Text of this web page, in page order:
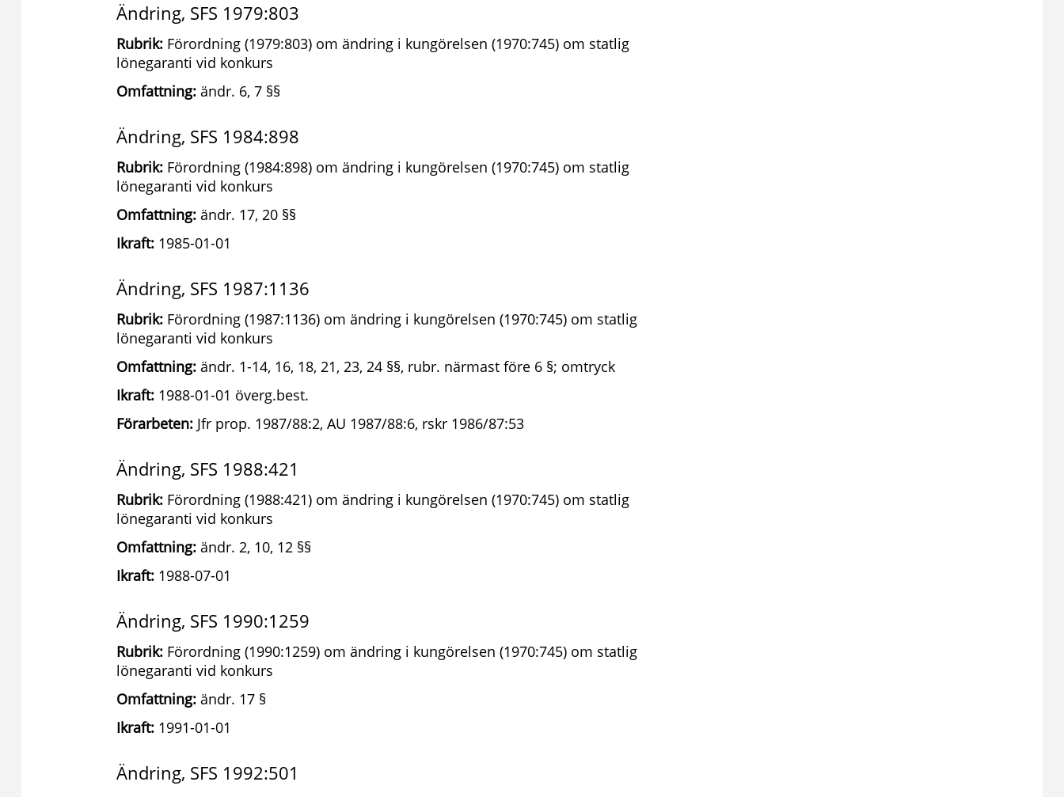
Ändring, SFS 1979:803
Rubrik: Förordning (1979:803) om ändring i kungörelsen (1970:745) om statlig
lönegaranti vid konkurs
Omfattning: ändr. 6, 7 §§
Ändring, SFS 1984:898
Rubrik: Förordning (1984:898) om ändring i kungörelsen (1970:745) om statlig
lönegaranti vid konkurs
Omfattning: ändr. 17, 20 §§
Ikraft: 1985-01-01
Ändring, SFS 1987:1136
Rubrik: Förordning (1987:1136) om ändring i kungörelsen (1970:745) om statlig
lönegaranti vid konkurs
Omfattning: ändr. 1-14, 16, 18, 21, 23, 24 §§, rubr. närmast före 6 §; omtryck
Ikraft: 1988-01-01 överg.best.
Förarbeten: Jfr prop. 1987/88:2, AU 1987/88:6, rskr 1986/87:53
Ändring, SFS 1988:421
Rubrik: Förordning (1988:421) om ändring i kungörelsen (1970:745) om statlig
lönegaranti vid konkurs
Omfattning: ändr. 2, 10, 12 §§
Ikraft: 1988-07-01
Ändring, SFS 1990:1259
Rubrik: Förordning (1990:1259) om ändring i kungörelsen (1970:745) om statlig
lönegaranti vid konkurs
Omfattning: ändr. 17 §
Ikraft: 1991-01-01
Ändring, SFS 1992:501